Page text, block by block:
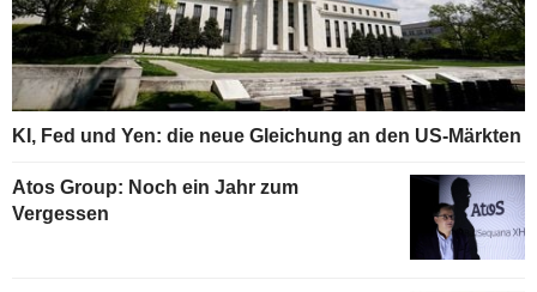
KI, Fed und Yen: die neue Gleichung an den US-Märkten
Atos Group: Noch ein Jahr zum
Vergessen